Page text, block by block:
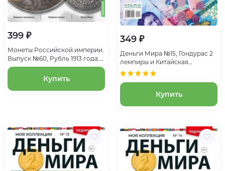
399 ₽
Монеты Российской империи.
Выпуск №60, Рубль 1913 года.
Эпоха Николая II
Купить
349 ₽
Деньги Мира №15, Гондурас 2
лемпиры и Китайская
республика 1/2 нового
тайваньского доллара
Купить